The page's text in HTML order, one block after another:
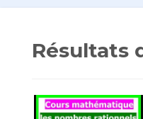
Résultats